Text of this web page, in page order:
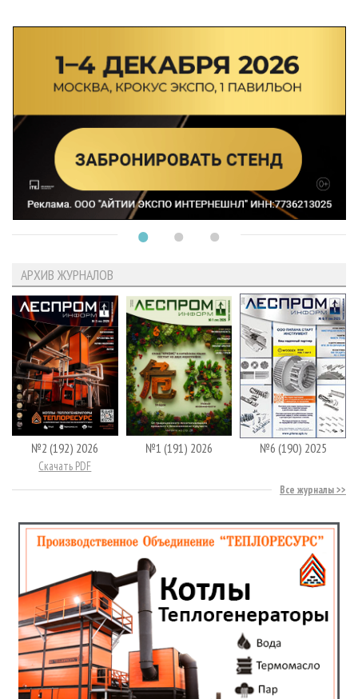
АРХИВ ЖУРНАЛОВ
№2 (192) 2026
Скачать PDF
№1 (191) 2026 №6 (190) 2025
Все журналы